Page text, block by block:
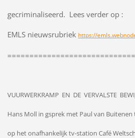
gecriminaliseerd. Lees verder op :
EMLS nieuwsrubriek https://
VUURWERKRAMP EN DE VERVALSTE
Hans Moll in gsprek met Paul van Buitenen
op het onafhankelijk tv-station Café